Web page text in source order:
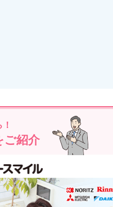
ご紹介